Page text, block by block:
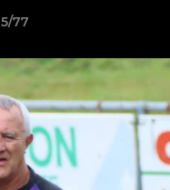
77